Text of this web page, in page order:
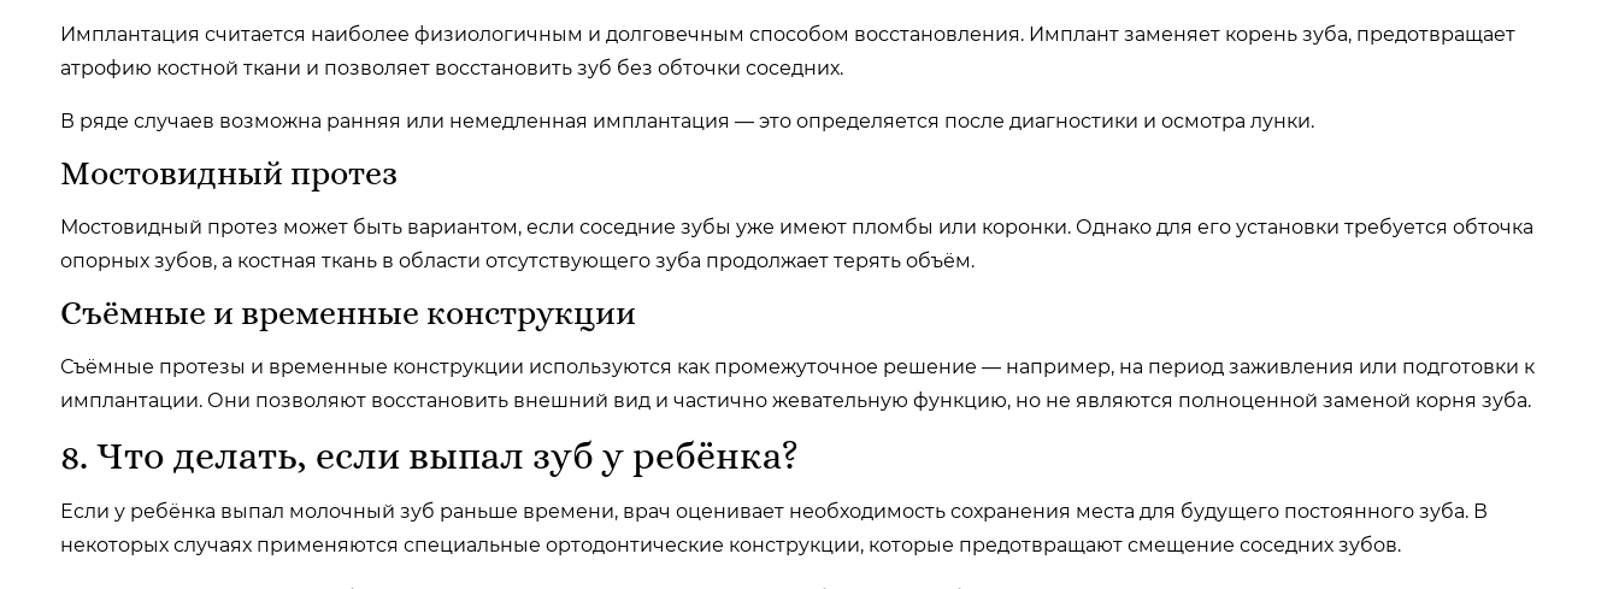
Имплантация считается наиболее физиологичным и долговечным способом восстановления. Имплант заменяет корень зуба, предотвращает
атрофию костной ткани и позволяет восстановить зуб без обточки соседних.
В ряде случаев возможна ранняя или немедленная имплантация — это определяется после диагностики и осмотра лунки.
Мостовидный протез
Мостовидный протез может быть вариантом, если соседние зубы уже имеют пломбы или коронки. Однако для его установки требуется обточка
опорных зубов, а костная ткань в области отсутствующего зуба продолжает терять объём.
Съёмные и временные конструкции
Съёмные протезы и временные конструкции используются как промежуточное решение — например, на период заживления или подготовки к
имплантации. Они позволяют восстановить внешний вид и частично жевательную функцию, но не являются полноценной заменой корня зуба.
8. Что делать, если выпал зуб у ребёнка?
Если у ребёнка выпал молочный зуб раньше времени, врач оценивает необходимость сохранения места для будущего постоянного зуба. В
некоторых случаях применяются специальные ортодонтические конструкции, которые предотвращают смещение соседних зубов.